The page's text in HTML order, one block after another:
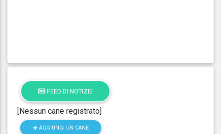
FEED DI NOTIZIE
[Nessun cane registrato]
AGGIUNGI UN CANE